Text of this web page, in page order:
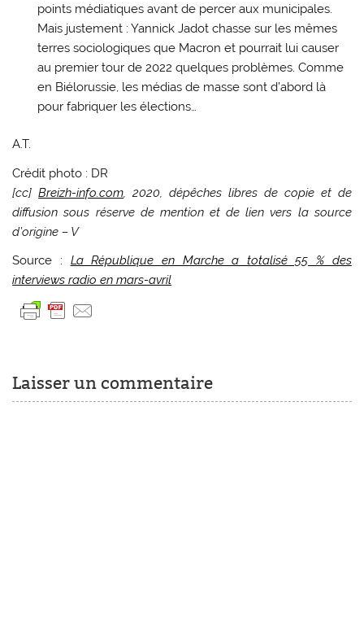
points médiatiques avant de percer aux municipales.
Mais justement : Yannick Jadot chasse sur les mêmes
terres sociologiques que Macron et pourrait lui causer
au premier tour de 2022 quelques problèmes. Comme
en Biélorussie, les médias de masse sont d’abord là
pour fabriquer les élections…
A.T.
Crédit photo : DR
[cc]Breizh-info.com, 2020, dépêches libres de copie et de
diffusion sous réserve de mention et de lien vers la source
d’origine – V
Source : La République en Marche a totalisé 55 % des
interviews radio en mars-avril
Laisser un commentaire